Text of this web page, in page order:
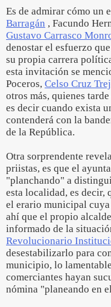
Es de admirar cómo un
Barragán , Facundo
Gustavo Carrasco
denostar el esfuerzo
su propia carrera
esta invitación se
Poceros, Celso Cruz
otros más, quienes
es decir cuando exista
contenderá con la
de la República.
Otra sorprendente
priistas, es que el
"planchando" a
esta localidad, es decir,
el erario municipal
ahí que el propio
informado de la
Revolucionario
desestabilizarlo para
municipio, lo
comerciantes hayan
nómina "planeando en